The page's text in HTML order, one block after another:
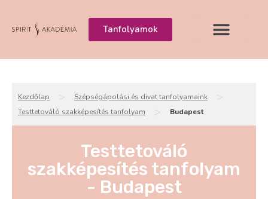
Tanfolyamok
Kezdőlap > Szépségápolási és divat tanfolyamaink >
Testtetováló szakképesítés tanfolyam > Budapest
Testtetováló
szakképesítés tanfolyam
- Budapest